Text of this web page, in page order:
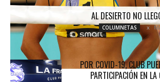
AL DESIERTO NO
COLUMNETAS
POR COVID-19, CLUB
PARTICIPACIÓN EN